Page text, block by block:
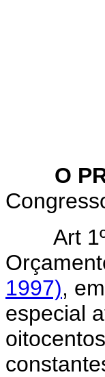
O
Art 1º
1997),
especial